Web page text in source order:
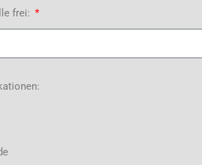
frei: